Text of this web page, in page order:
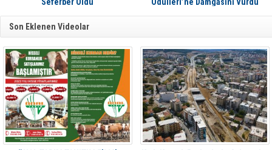
Son Eklenen Videolar